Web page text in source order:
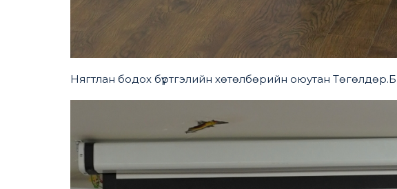
Нягтлан бодох бүртгэлийн хөтөлбөрийн оюутан